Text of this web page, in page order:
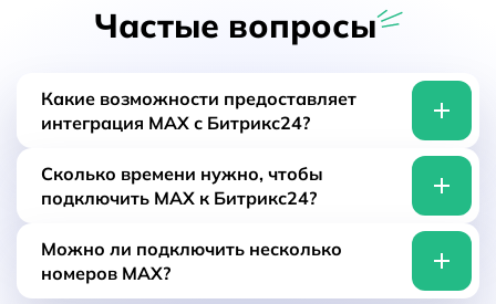
Частые вопросы
Какие возможности предоставляет
интеграция MAX с Битрикс24?
Интеграция позволяет отправлять и
принимать сообщения MAX прямо из Битрикс,
управлять контактами и данными в CRM.
Также вы получите доступ ко всем сервисам
Wappi - агрегатор мессенджеров, чат-боты,
ИИ-ассистент, рассылка сообщений и виджет
Сколько времени нужно, чтобы
подключить MAX к Битрикс24?
Подключить MAX к Битрикс24 можно за 5
минут. Для этого нужно зарегистрироваться в
Wappi и следовать подсказкам. Если вам
Можно ли подключить несколько
номеров MAX?